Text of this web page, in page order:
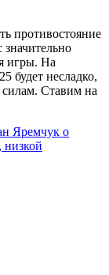
противостояние
значительно
игры. На
будет несладко,
силам. Ставим на
Яремчук о
низкой